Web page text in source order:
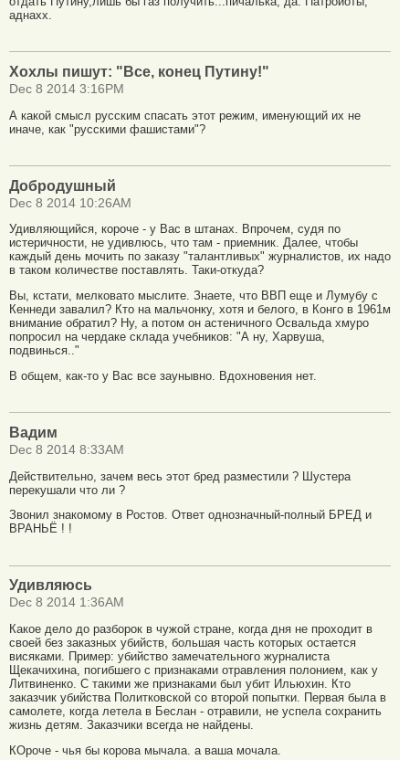
аднахх.
Хохлы пишут: "Все, конец Путину!"
Dec 8 2014 3:16PM
А какой смысл русским спасать этот режим, именующий их не
иначе, как "русскими фашистами"?
Добродушный
Dec 8 2014 10:26AM
Удивляющийся, короче - у Вас в штанах. Впрочем, судя по
истеричности, не удивлюсь, что там - приемник. Далее, чтобы
каждый день мочить по заказу "талантливых" журналистов, их надо
в таком количестве поставлять. Таки-откуда?
Вы, кстати, мелковато мыслите. Знаете, что ВВП еще и Лумубу с
Кеннеди завалил? Кто на мальчонку, хотя и белого, в Конго в 1961м
внимание обратил? Ну, а потом он астеничного Освальда хмуро
попросил на чердаке склада учебников: "А ну, Харвуша,
подвинься.."
В общем, как-то у Вас все заунывно. Вдохновения нет.
Вадим
Dec 8 2014 8:33AM
Действительно, зачем весь этот бред разместили ? Шустера
перекушали что ли ?
Звонил знакомому в Ростов. Ответ однозначный-полный БРЕД и
ВРАНЬЁ ! !
Удивляюсь
Dec 8 2014 1:36AM
Какое дело до разборок в чужой стране, когда дня не проходит в
своей без заказных убийств, большая часть которых остается
висяками. Пример: убийство замечательного журналиста
Щекачихина, погибшего с признаками отравления полонием, как у
Литвиненко. С такими же признаками был убит Ильюхин. Кто
заказчик убийства Политковской со второй попытки. Первая была в
самолете, когда летела в Беслан - отравили, не успела сохранить
жизнь детям. Заказчики всегда не найдены.
КОроче - чья бы корова мычала. а ваша мочала.